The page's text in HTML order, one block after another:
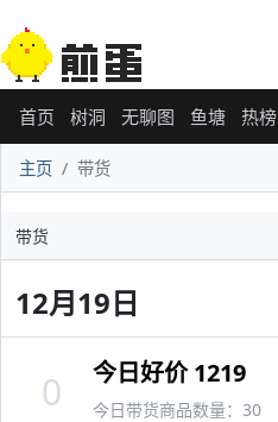
首页 树洞 无聊图 鱼塘 热榜
主页 带货
带货
12月19日
今日好价 1219
今日带货商品数量：30
0